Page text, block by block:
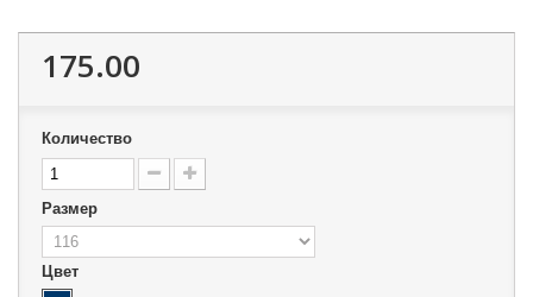
175.00
Количество
Размер
Цвет